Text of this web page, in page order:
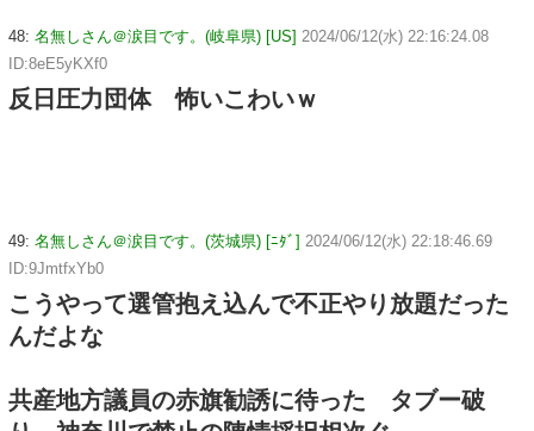
48: 名無しさん＠涙目です。(岐阜県) [US] 2024/06/12(水) 22:16:24.08
ID:8eE5yKXf0
反日圧力団体 怖いこわいｗ
49: 名無しさん＠涙目です。(茨城県) [ﾆﾀﾞ] 2024/06/12(水) 22:18:46.69
ID:9JmtfxYb0
こうやって選管抱え込んで不正やり放題だった
んだよな
共産地方議員の赤旗勧誘に待った タブー破